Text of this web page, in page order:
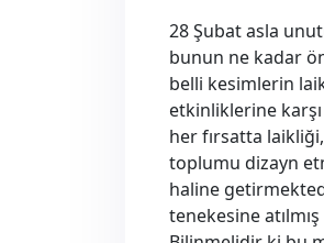
28 Şubat asla
bunun ne kadar
belli kesimlerin
etkinliklerine
her fırsatta
toplumu dizayn
haline
tenekesine